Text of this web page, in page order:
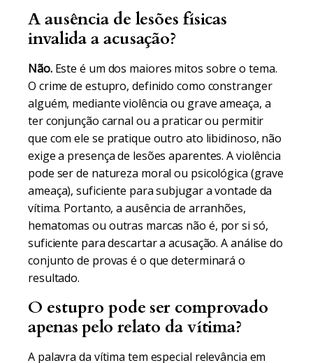
A ausência de lesões físicas
invalida a acusação?
Não.Este é um dos maiores mitos sobre o tema.
O crime de estupro, definido como constranger
alguém, mediante violência ou grave ameaça, a
ter conjunção carnal ou a praticar ou permitir
que com ele se pratique outro ato libidinoso, não
exige a presença de lesões aparentes. A violência
pode ser de natureza moral ou psicológica (grave
ameaça), suficiente para subjugar a vontade da
vítima. Portanto, a ausência de arranhões,
hematomas ou outras marcas não é, por si só,
suficiente para descartar a acusação. A análise do
conjunto de provas é o que determinará o
resultado.
O estupro pode ser comprovado
apenas pelo relato da vítima?
A palavra da vítima tem especial relevância em